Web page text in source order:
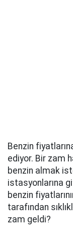
Benzin
ediyor. Bir zam
benzin almak
istasyonlarına
benzin
tarafından
zam geldi?